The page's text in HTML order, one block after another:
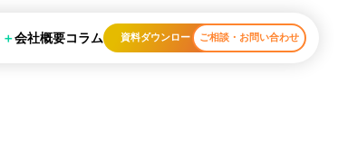
会社概要コラム 資料ダウンロード ご相談・お問い合わせ